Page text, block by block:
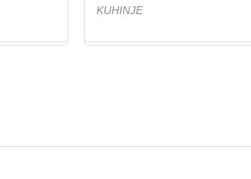
KUHINJE